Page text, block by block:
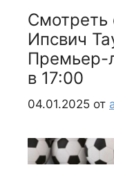
Ипсвич
Премьер-
в 17:00
04.01.2025 от